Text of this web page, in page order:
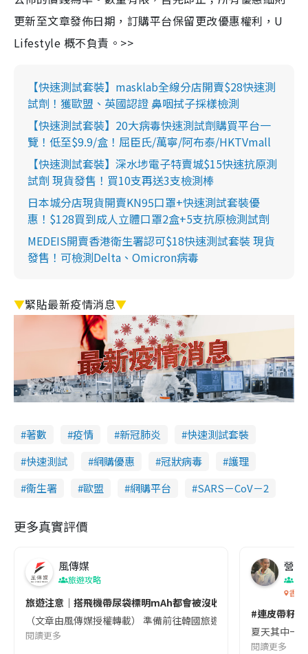
更新至文章發佈日期，訂購平台保留更改優惠權利，U
Lifestyle 概不負責。>>
【快速測試套裝】masklab全線分店開賣$28快速測
試劑！獲歐盟、英國認證 鼻咽拭子採樣檢測
【快速測試套裝】20大病毒快速測試劑購買平台一
覽！低至$9.9/盒！屈臣氏/萬寧/阿布泰/HKTVmall
【快速測試套裝】深水埗電子特賣城$15快速抗原測
試劑 現貨發售！買10支再送3支檢測棒
日本城分店現貨開賣KN95口罩+快速測試套裝優
惠！$128買到成人立體口罩2盒+5支抗原檢測試劑
MEDEIS開賣香港衛生署認可$18快速測試套裝 現貨
發售！可檢測Delta、Omicron病毒
▼緊貼最新疫情消息▼
著數 疫情 新冠肺炎
快速測試套裝
快速測試
網購優惠 冠狀病毒
護理
衞生署
歐盟 網購平台 SARS－CoV－2
更多真實評價
風傳媒
旅遊攻略
旅遊注意｜搭飛機帶尿袋標明mAh都會被沒收😱出發前切記檢查
（文章由風傳媒授權轉載） 準備前往韓國旅遊的民眾，近期要
閱讀更多
營養
香港
#連皮帶籽
夏天其中一
閱讀更多